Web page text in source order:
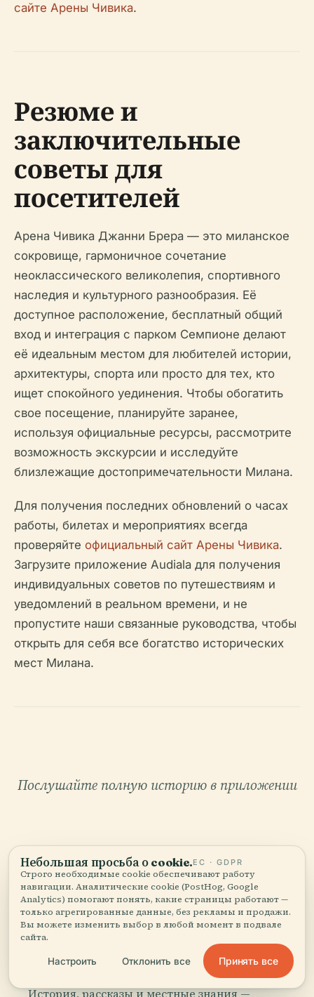
сайте Арены Чивика.
Резюме и
заключительные
советы для
посетителей
Арена Чивика Джанни Брера — это миланское
сокровище, гармоничное сочетание
неоклассического великолепия, спортивного
наследия и культурного разнообразия. Её
доступное расположение, бесплатный общий
вход и интеграция с парком Семпионе делают
её идеальным местом для любителей истории,
архитектуры, спорта или просто для тех, кто
ищет спокойного уединения. Чтобы обогатить
свое посещение, планируйте заранее,
используя официальные ресурсы, рассмотрите
возможность экскурсии и исследуйте
близлежащие достопримечательности Милана.
Для получения последних обновлений о часах
работы, билетах и мероприятиях всегда
проверяйте официальный сайт Арены Чивика.
Загрузите приложение Audiala для получения
индивидуальных советов по путешествиям и
уведомлений в реальном времени, и не
пропустите наши связанные руководства, чтобы
открыть для себя все богатство исторических
мест Милана.
Послушайте полную историю в приложении
ВАШ ЛИЧНЫЙ КУРАТОР
Весь Арена Чивика,
рассказанный как надо.
Аудиогиды для 1 100+ городов в 96 странах.
История, рассказы и местные знания —
Небольшая просьба о cookie.ЕС · GDPR
Строго необходимые cookie обеспечивают работу
навигации. Аналитические cookie (PostHog, Google
Analytics) помогают понять, какие страницы работают —
только агрегированные данные, без рекламы и продажи.
Вы можете изменить выбор в любой момент в подвале
сайта.
Настроить Отклонить все Принять все